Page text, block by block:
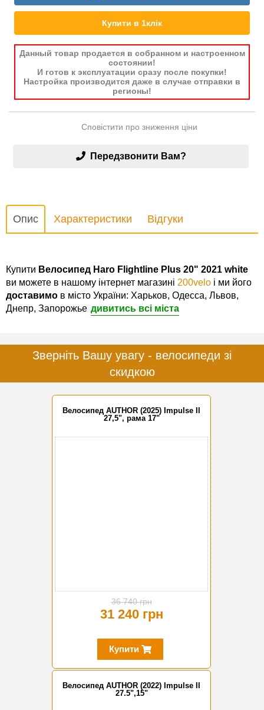
Купити в 1клік
Данный товар продается в собранном и настроенном
состоянии!
И готов к эксплуатации сразу после покупки!
Настройка производится даже в случае отправки в
регионы!
Сповістити про зниження ціни
Передзвонити Вам?
Опис Характеристики Відгуки
Купити Велосипед Haro Flightline Plus 20" 2021 white
ви можете в нашому інтернет магазині 200velo і ми його
доставимо в місто України: Харьков, Одесса, Львов,
Днепр, Запорожье дивитись всі міста
Зверніть Вашу увагу - велосипеди зі
скидкою
Велосипед AUTHOR (2025) Impulse II
27,5", рама 17"
36 740 грн
31 240 грн
Купити
Велосипед AUTHOR (2022) Impulse II
27.5",15"